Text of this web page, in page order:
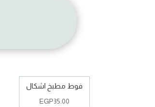
فوط مطبخ اشكال
EGP35.00